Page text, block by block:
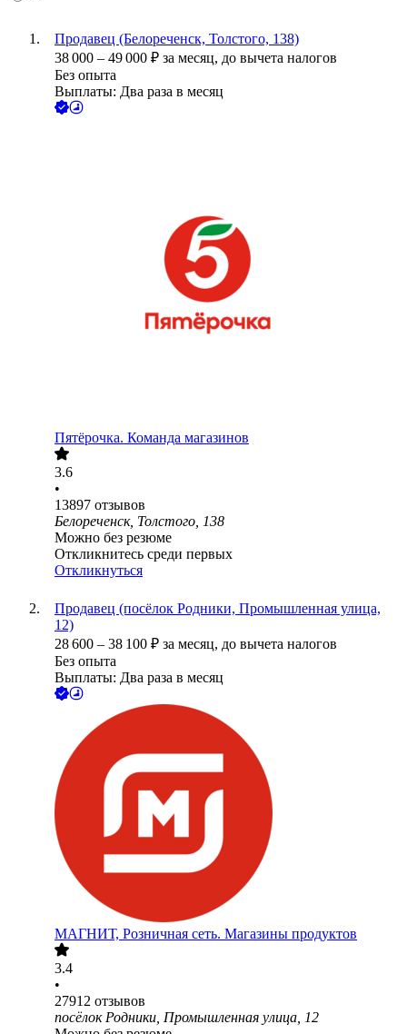
Продавец (Белореченск, Толстого, 138)
38 000 – 49 000 ₽ за месяц, до вычета налогов
Без опыта
Выплаты: Два раза в месяц
Пятёрочка. Команда магазинов
3.6
•
13897 отзывов
Белореченск, Толстого, 138
Можно без резюме
Откликнитесь среди первых
Откликнуться
Продавец (посёлок Родники, Промышленная улица,
12)
28 600 – 38 100 ₽ за месяц, до вычета налогов
Без опыта
Выплаты: Два раза в месяц
МАГНИТ, Розничная сеть. Магазины продуктов
3.4
•
27912 отзывов
посёлок Родники, Промышленная улица, 12